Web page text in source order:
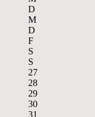
D
M
D
F
S
S
27
28
29
30
31